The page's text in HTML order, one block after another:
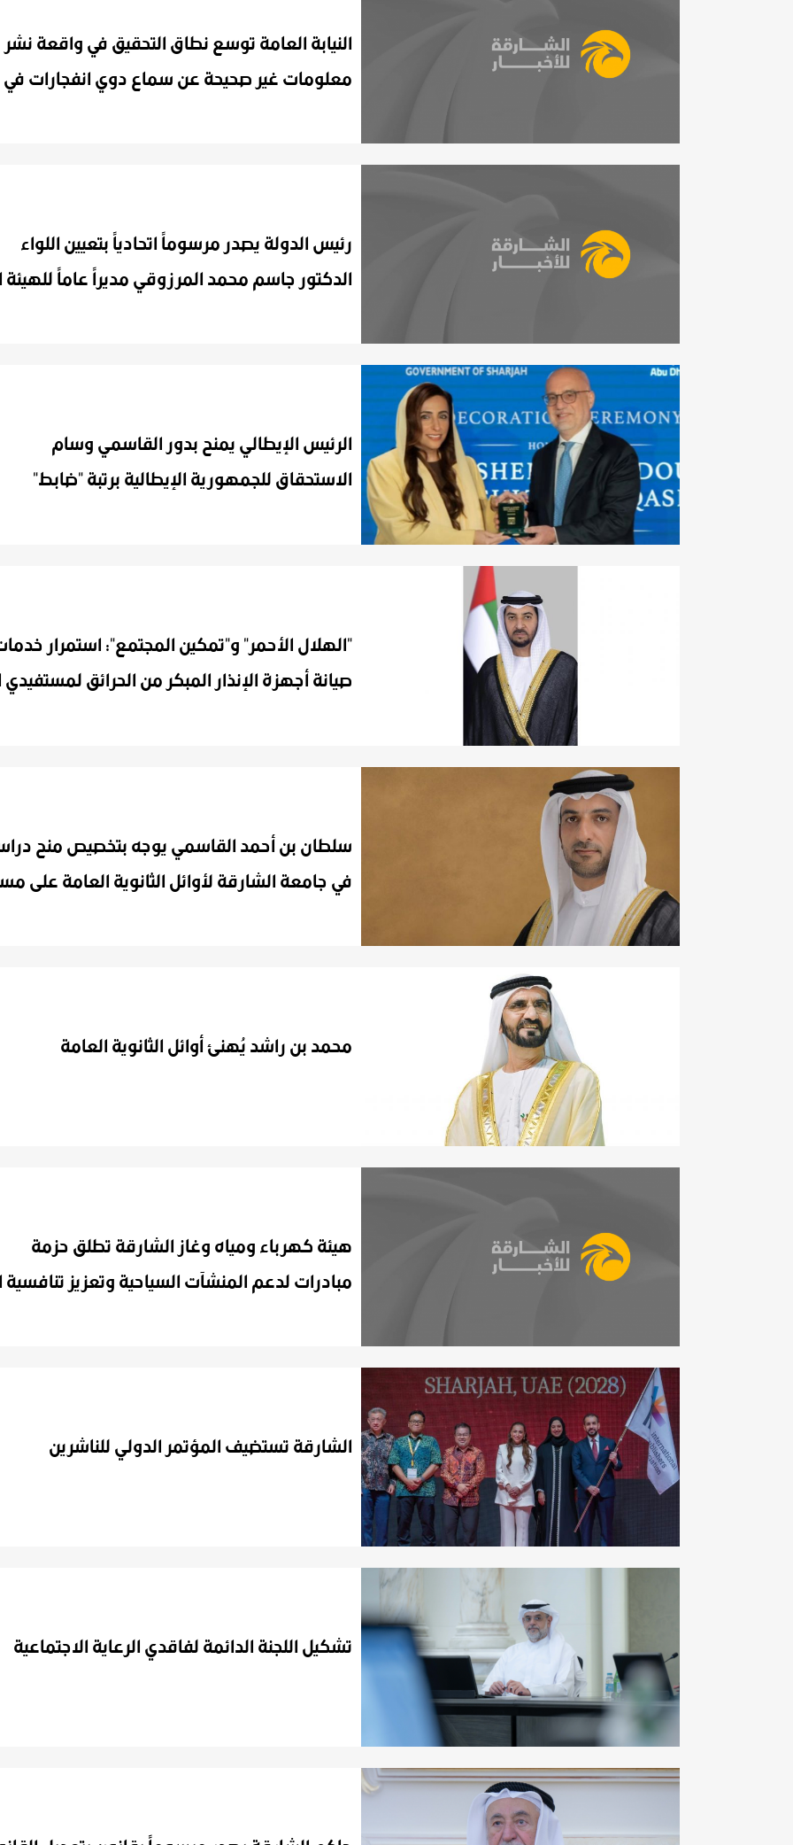
النيابة العامة توسع نطاق التحقيق في واقعة نشر
رئيس الدولة يصدر مرسوماً اتحادياً بتعيين اللواء
الرئيس الإيطالي يمنح بدور القاسمي وسام
الاستحقاق للجمهورية الإيطالية برتبة "ضابط"
"الهلال الأحمر" و"تمكين المجتمع": استمرار
سلطان بن أحمد القاسمي يوجه بتخصيص منح
محمدبنراشديُهنئأوائلالثانويةالعامة
هيئة كهرباء ومياه وغاز الشارقة تطلق حزمة
الشارقةتستضيفالمؤتمر الدوليللناشرين
تشكيلاللجنةالدائمةلفاقديالرعايةالاجتماعية